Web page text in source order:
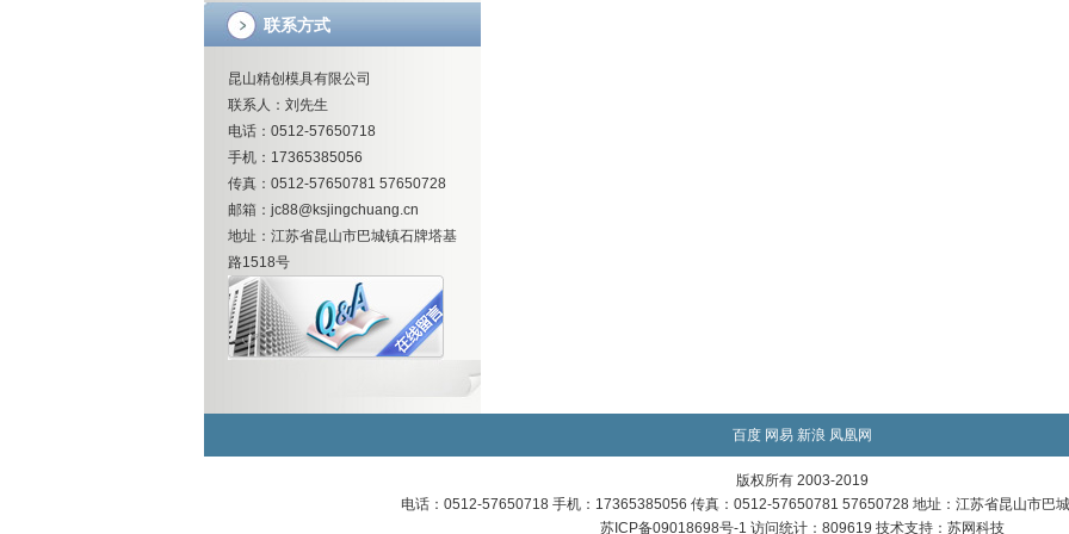
联系方式
昆山精创模具有限公司
联系人：刘先生
电话：0512-57650718
手机：17365385056
传真：0512-57650781 57650728
邮箱：jc88@ksjingchuang.cn
地址：江苏省昆山市巴城镇石牌塔基
路1518号
百度 网易 新浪 凤凰网
版权所有 2003-2019
电话：0512-57650718 手机：17365385056 传真：0512-57650781 57650728 地址：江苏省昆山市巴
苏ICP备09018698号-1 访问统计：809619 技术支持： 苏网科技